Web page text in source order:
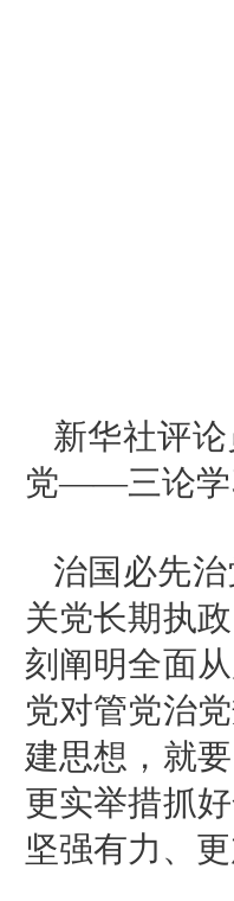
新华社评
党——三论学
治国必先
关党长期执
刻阐明全面
党对管党治
建思想，就
更实举措抓
坚强有力、